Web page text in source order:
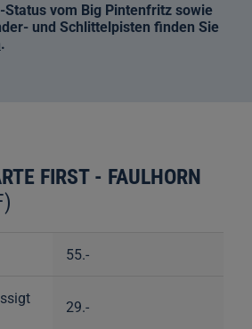
Status vom Big Pintenfritz sowie
und Schlittelpisten finden Sie
.
FIRST - FAULHORN
55.-
29.-